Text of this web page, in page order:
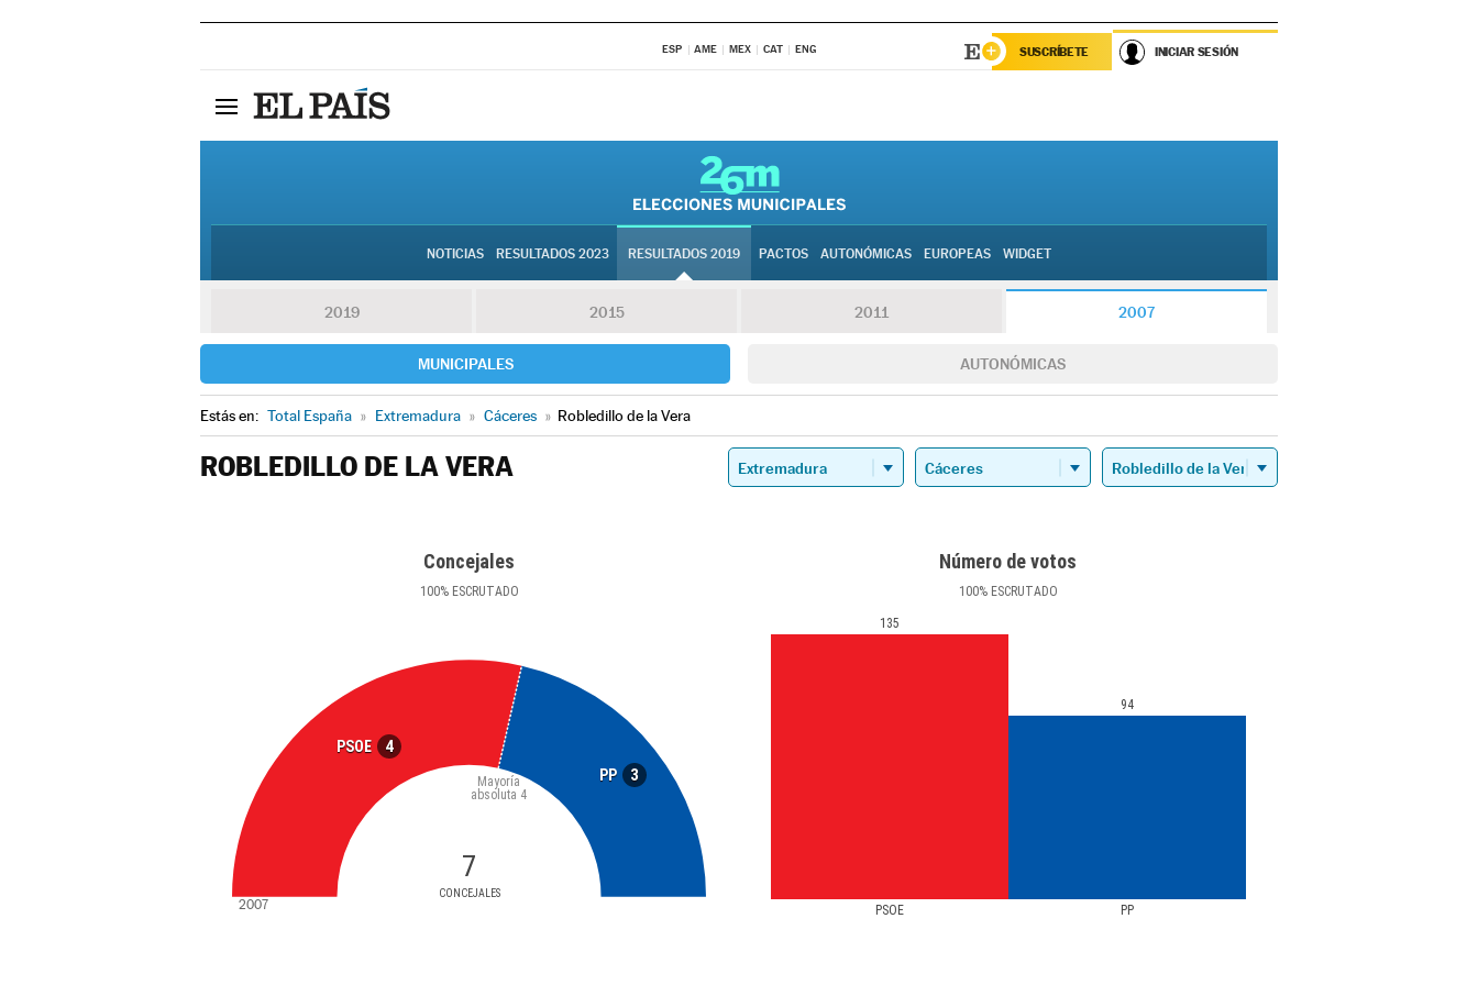
ESP AME MEX CAT ENG SUSCRÍBETE INICIAR SESIÓN
NOTICIAS RESULTADOS 2023 RESULTADOS 2019 PACTOS AUTONÓMICAS EUROPEAS WIDGET
2019 2015 2011 2007
MUNICIPALES AUTONÓMICAS
Estás en: Total España » Extremadura » Cáceres » Robledillo de la Vera
ROBLEDILLO DE LA VERA
Concejales
100%ESCRUTADO
PSOE 4
PP 3
7
CONCEJALES
Mayoría
absoluta 4
2007
Número de votos
100%ESCRUTADO
PSOE PP
135
94